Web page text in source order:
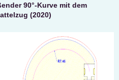
90°-Kurve mit dem
(2020)